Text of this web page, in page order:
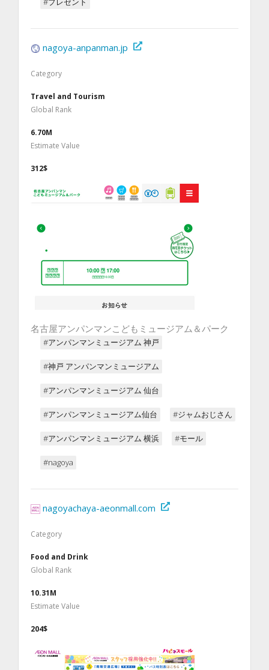
nagoya-anpanman.jp
Category
Travel and Tourism
Global Rank
6.70M
Estimate Value
312$
名古屋アンパンマンこどもミュージアム＆パーク
#アンパンマンミュージアム 神戸
#神戸 アンパンマンミュージアム
#アンパンマンミュージアム 仙台
#アンパンマンミュージアム仙台 #ジャムおじさん
#アンパンマンミュージアム 横浜 #モール
#nagoya
nagoyachaya-aeonmall.com
Category
Food and Drink
Global Rank
10.31M
Estimate Value
204$